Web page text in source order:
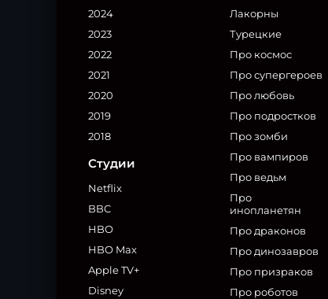
2024
2023
2022
2021
2020
2019
2018
Студии
Netflix
BBC
HBO
HBO Max
Apple TV+
Disney
Лакорны
Турецкие
Про космос
Про супергероев
Про любовь
Про подростков
Про зомби
Про вампиров
Про ведьм
Про
инопланетян
Про драконов
Про динозавров
Про призраков
Про роботов